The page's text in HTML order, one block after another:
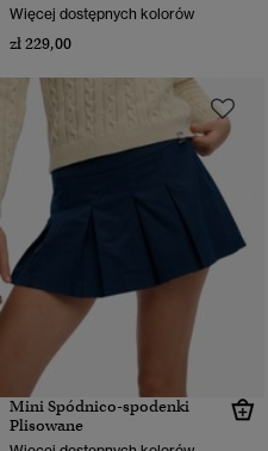
Więcej dostępnych kolorów
zł 229,00
Mini Spódnico-spodenki
Plisowane